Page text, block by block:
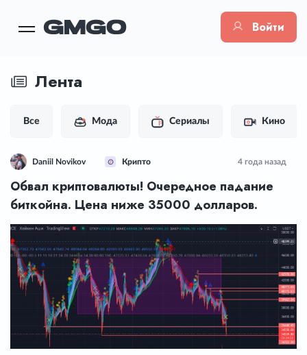
Войти
Лента
Все Мода Сериалы Кино
Daniil Novikov Крипто 4 года назад
Обвал криптовалюты! Очередное падание
биткойна. Цена ниже 35000 долларов.